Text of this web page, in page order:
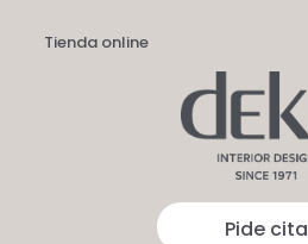
Tienda online
Pide cita